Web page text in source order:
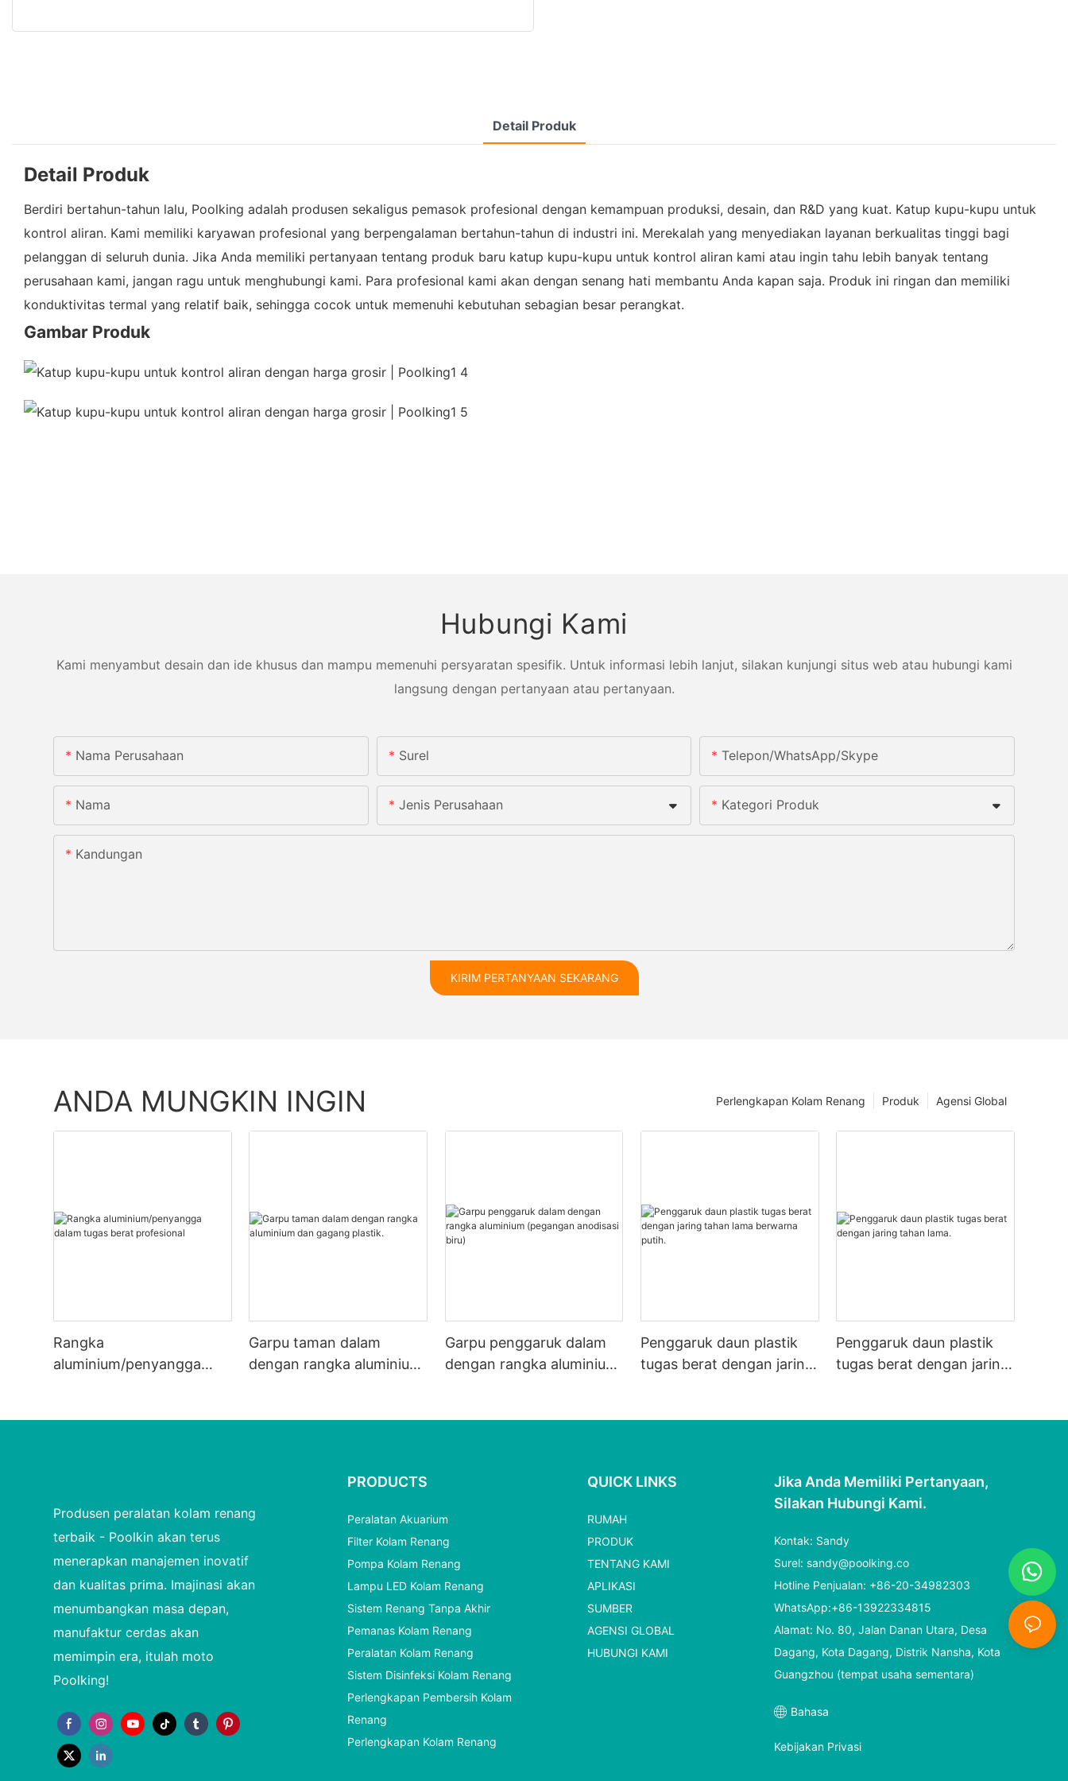
Detail Produk
Detail Produk
Berdiri bertahun-tahun lalu, Poolking adalah produsen sekaligus pemasok profesional dengan kemampuan produksi, desain, dan R&D yang kuat. Katup kupu-kupu untuk
kontrol aliran. Kami memiliki karyawan profesional yang berpengalaman bertahun-tahun di industri ini. Merekalah yang menyediakan layanan berkualitas tinggi bagi
pelanggan di seluruh dunia. Jika Anda memiliki pertanyaan tentang produk baru katup kupu-kupu untuk kontrol aliran kami atau ingin tahu lebih banyak tentang
perusahaan kami, jangan ragu untuk menghubungi kami. Para profesional kami akan dengan senang hati membantu Anda kapan saja. Produk ini ringan dan memiliki
konduktivitas termal yang relatif baik, sehingga cocok untuk memenuhi kebutuhan sebagian besar perangkat.
Gambar Produk
Hubungi Kami
Kami menyambut desain dan ide khusus dan mampu memenuhi persyaratan spesifik. Untuk informasi lebih lanjut, silakan kunjungi situs web atau hubungi kami
langsung dengan pertanyaan atau pertanyaan.
Nama Perusahaan Surel Telepon/WhatsApp/Skype
Nama Jenis Perusahaan Kategori Produk
Kandungan
KIRIM PERTANYAAN SEKARANG
ANDA MUNGKIN INGIN Agensi Global
Produk
Perlengkapan Kolam Renang
Rangka
aluminium/penyangga
Garpu taman dalam
dengan rangka aluminium
Garpu penggaruk dalam
dengan rangka aluminium
Penggaruk daun plastik
tugas berat dengan jaring
Penggaruk daun plastik
tugas berat dengan jaring
Produsen peralatan kolam renang
terbaik - Poolkin akan terus
menerapkan manajemen inovatif
dan kualitas prima. Imajinasi akan
menumbangkan masa depan,
manufaktur cerdas akan
memimpin era, itulah moto
Poolking!
PRODUCTS
Peralatan Akuarium
Filter Kolam Renang
Pompa Kolam Renang
Lampu LED Kolam Renang
Sistem Renang Tanpa Akhir
Pemanas Kolam Renang
Peralatan Kolam Renang
Sistem Disinfeksi Kolam Renang
Perlengkapan Pembersih Kolam
Renang
Perlengkapan Kolam Renang
QUICK LINKS
RUMAH
PRODUK
TENTANG KAMI
APLIKASI
SUMBER
AGENSI GLOBAL
HUBUNGI KAMI
Jika Anda Memiliki Pertanyaan,
Silakan Hubungi Kami.
Kontak: Sandy
Surel:sandy@poolking.co
Hotline Penjualan: +86-20-34982303
WhatsApp:+86-13922334815
Alamat: No. 80, Jalan Danan Utara, Desa
Dagang, Kota Dagang, Distrik Nansha, Kota
Guangzhou (tempat usaha sementara)
Bahasa
Kebijakan Privasi